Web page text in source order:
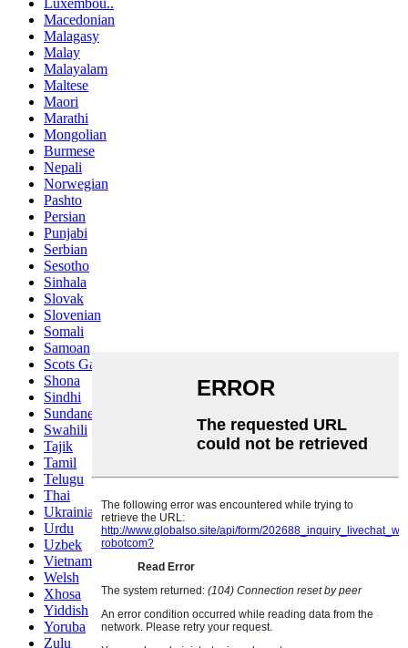
Luxembou..
Macedonian
Malagasy
Malay
Malayalam
Maltese
Maori
Marathi
Mongolian
Burmese
Nepali
Norwegian
Pashto
Persian
Punjabi
Serbian
Sesotho
Sinhala
Slovak
Slovenian
Somali
Samoan
Scots Gaelic
Shona
Sindhi
Sundanese
Swahili
Tajik
Tamil
Telugu
Thai
Ukrainian
Urdu
Uzbek
Vietnamese
Welsh
Xhosa
Yiddish
Yoruba
Zulu